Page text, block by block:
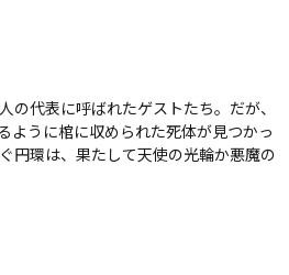
代表に呼ばれたゲストたち。だが、
ように棺に収められた死体が見つかっ
円環は、果たして天使の光輪か悪魔の